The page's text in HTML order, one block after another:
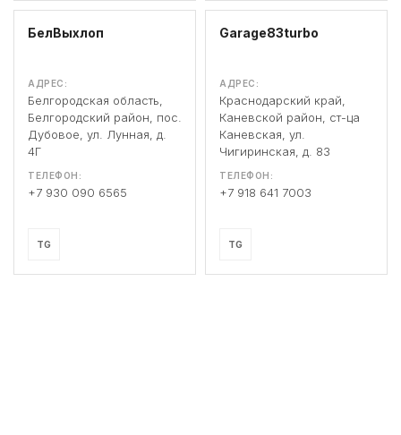
БелВыхлоп
АДРЕС:
Белгородская область,
Белгородский район, пос.
Дубовое, ул. Лунная, д.
4Г
ТЕЛЕФОН:
+7 930 090 6565
TG
Garage83turbo
АДРЕС:
Краснодарский край,
Каневской район, ст-ца
Каневская, ул.
Чигиринская, д. 83
ТЕЛЕФОН:
+7 918 641 7003
TG